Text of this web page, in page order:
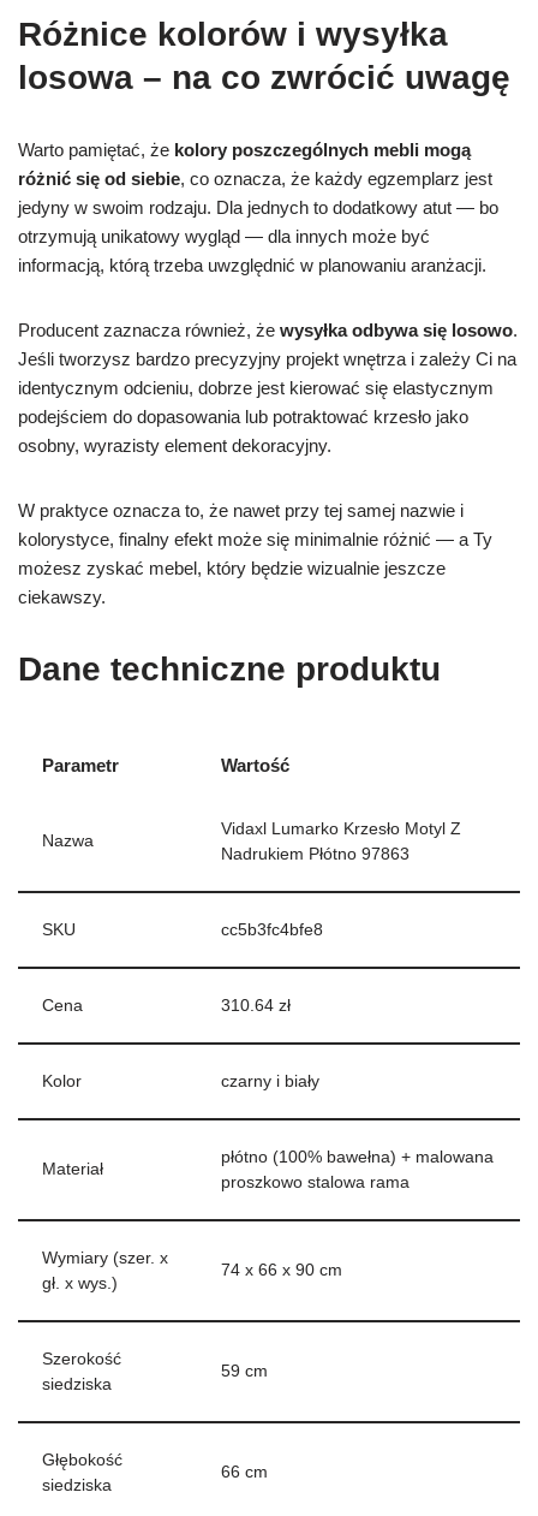
Różnice kolorów i wysyłka
losowa – na co zwrócić uwagę
Warto pamiętać, że kolory poszczególnych mebli mogą
różnić się od siebie, co oznacza, że każdy egzemplarz jest
jedyny w swoim rodzaju. Dla jednych to dodatkowy atut — bo
otrzymują unikatowy wygląd — dla innych może być
informacją, którą trzeba uwzględnić w planowaniu aranżacji.
Producent zaznacza również, że wysyłka odbywa się losowo.
Jeśli tworzysz bardzo precyzyjny projekt wnętrza i zależy Ci na
identycznym odcieniu, dobrze jest kierować się elastycznym
podejściem do dopasowania lub potraktować krzesło jako
osobny, wyrazisty element dekoracyjny.
W praktyce oznacza to, że nawet przy tej samej nazwie i
kolorystyce, finalny efekt może się minimalnie różnić — a Ty
możesz zyskać mebel, który będzie wizualnie jeszcze
ciekawszy.
Dane techniczne produktu
Parametr Wartość
Nazwa
Vidaxl Lumarko Krzesło Motyl Z
Nadrukiem Płótno 97863
SKU cc5b3fc4bfe8
Cena 310.64 zł
Kolor czarny i biały
Materiał
płótno (100% bawełna) + malowana
proszkowo stalowa rama
Wymiary (szer. x
gł. x wys.)
74 x 66 x 90 cm
Szerokość
siedziska
59 cm
Głębokość
siedziska
66 cm